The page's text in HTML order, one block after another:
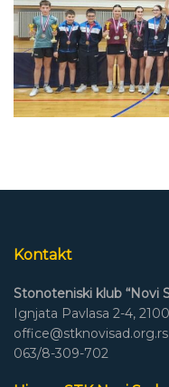
Kontakt
Stonoteniski klub “Novi
Ignjata Pavlasa 2-4,
office@stknovisad.org.rs
063/8-309-702